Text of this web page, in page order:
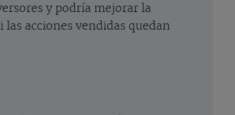
y podría mejorar la
acciones vendidas quedan